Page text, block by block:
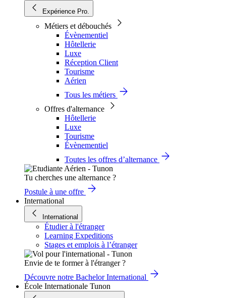
Expérience Pro.
Métiers et débouchés
Évènementiel
Hôtellerie
Luxe
Réception Client
Tourisme
Aérien
Tous les métiers
Offres d'alternance
Hôtellerie
Luxe
Tourisme
Évènementiel
Toutes les offres d’alternance
Tu cherches une alternance ?
Postule à une offre
International
International
Étudier à l'étranger
Learning Expeditions
Stages et emplois à l’étranger
Envie de te former à l'étranger ?
Découvre notre Bachelor International
École Internationale Tunon